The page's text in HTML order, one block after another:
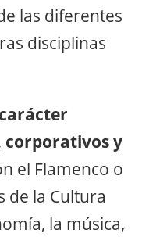
las diferentes
disciplinas
y
el Flamenco o
de la Cultura
la música,